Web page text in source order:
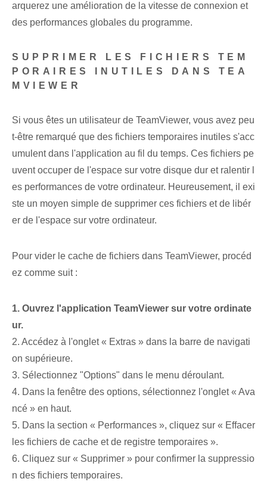
arquerez une amélioration de la vitesse de connexion et
des performances globales du programme.
SUPPRIMER LES FICHIERS TEM
PORAIRES INUTILES DANS TEA
MVIEWER
Si vous êtes un utilisateur de TeamViewer, vous avez peu
t-être remarqué que des fichiers temporaires inutiles s'acc
umulent dans l'application au fil du temps. Ces fichiers pe
uvent occuper de l'espace sur votre disque dur et ralentir l
es performances de votre ordinateur. Heureusement, il exi
ste un moyen simple de supprimer ces fichiers et de libér
er de l'espace sur votre ordinateur.
Pour vider le cache de fichiers dans TeamViewer, procéd
ez comme suit :
1. Ouvrez l'application TeamViewer sur votre ordinate
ur.
2. Accédez à l'onglet « Extras » dans la barre de navigati
on supérieure.
3. Sélectionnez "Options" dans le menu déroulant.
4. Dans la fenêtre des options, sélectionnez l'onglet « Ava
ncé » en haut.
5. Dans la section « Performances », cliquez sur « Effacer
les fichiers de cache et de registre temporaires ».
6. Cliquez sur « Supprimer » pour confirmer la suppressio
n des fichiers temporaires.